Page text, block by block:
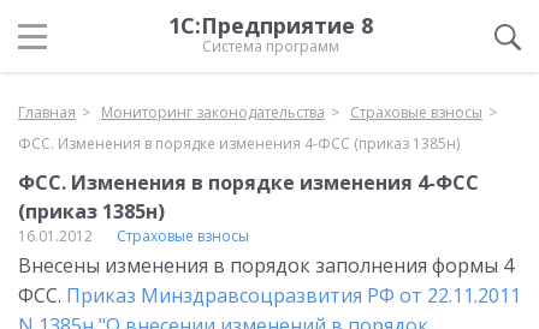
1С:Предприятие 8
Система программ
Главная Мониторинг законодательства
Страховые взносы
ФСС. Изменения в порядке изменения 4-ФСС (приказ 1385н)
ФСС. Изменения в порядке изменения 4-ФСС
(приказ 1385н)
16.01.2012 Страховые взносы
Внесены изменения в порядок заполнения формы 4
ФСС. Приказ Минздравсоцразвития РФ от 22.11.2011